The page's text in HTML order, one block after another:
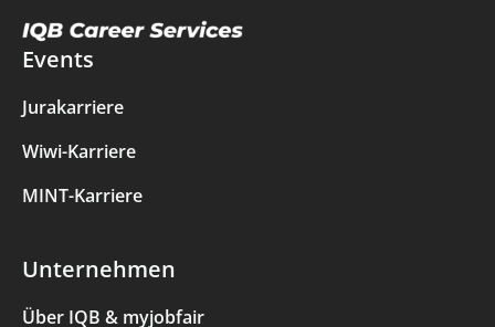
Events
Jurakarriere
Wiwi-Karriere
MINT-Karriere
Unternehmen
Über IQB & myjobfair